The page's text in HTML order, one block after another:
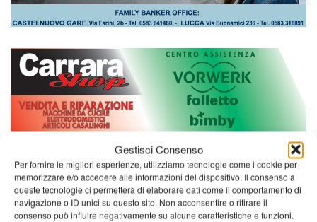
Gestisci Consenso
Per fornire le migliori esperienze, utilizziamo tecnologie come i cookie per
memorizzare e/o accedere alle informazioni del dispositivo. Il consenso a
queste tecnologie ci permetterà di elaborare dati come il comportamento di
navigazione o ID unici su questo sito. Non acconsentire o ritirare il
consenso può influire negativamente su alcune caratteristiche e funzioni.